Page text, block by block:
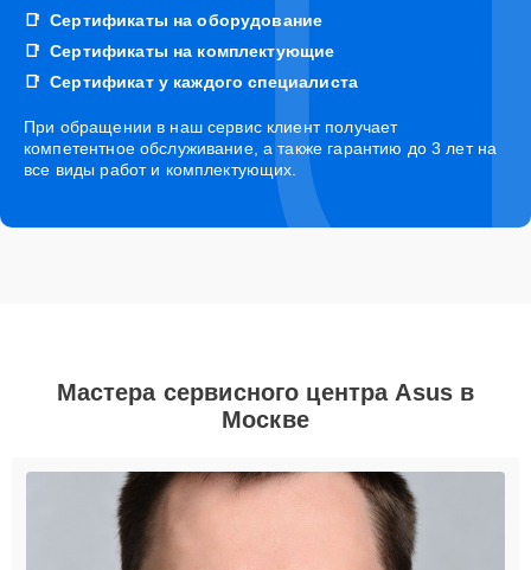
Сертификаты на оборудование
Сертификаты на комплектующие
Сертификат у каждого специалиста
При обращении в наш сервис клиент получает
компетентное обслуживание, а также гарантию до 3 лет на
все виды работ и комплектующих.
Мастера сервисного центра Asus в
Москве